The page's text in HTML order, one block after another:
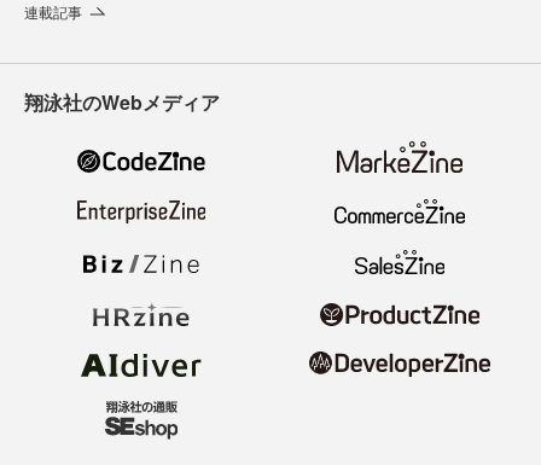
連載記事
翔泳社のWebメディア